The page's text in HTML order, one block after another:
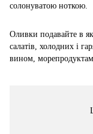
солонуватою ноткою.
Оливки подавайте в
салатів, холодних і
вином,